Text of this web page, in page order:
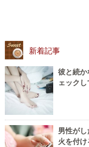
新着記事
彼と続
ェック
男性が
火を付け